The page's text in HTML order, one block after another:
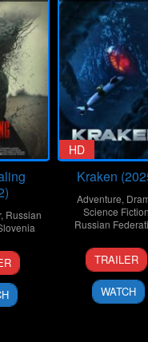
, Russian
HD
Kraken
Adventure,
Science
Russian
17
Apr
2025
TRAILER
WATCH